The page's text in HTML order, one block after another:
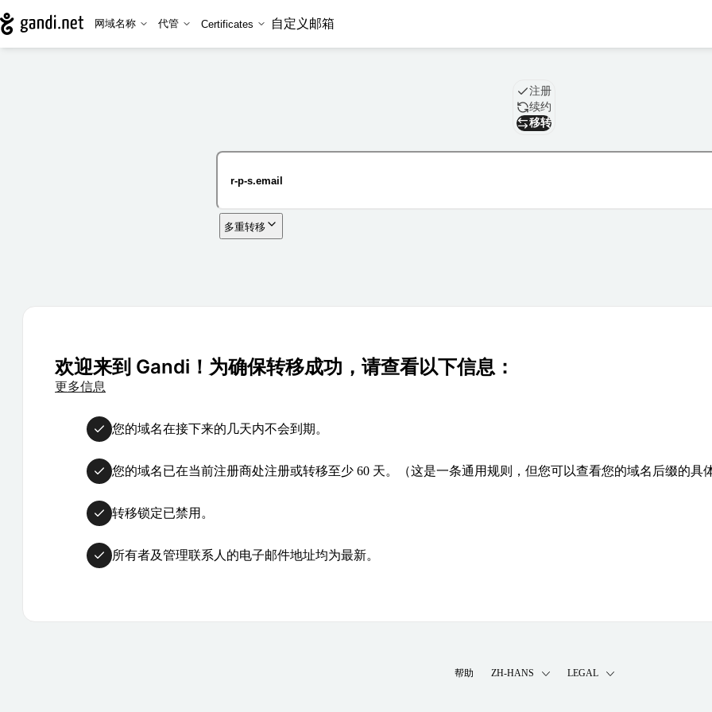
网域名称 代管 Certificates 自定义邮箱
域名注册
续约
移转
多重转移
欢迎来到 Gandi！为确保转移成功，请查看以下信息：
更多信息
您的域名在接下来的几天内不会到期。
您的域名已在当前注册商处注册或转移至少 60 天。（这是一条通用规则，但您可以查看您的域名后缀的具
转移锁定已禁用。
所有者及管理联系人的电子邮件地址均为最新。
帮助 ZH-HANS LEGAL